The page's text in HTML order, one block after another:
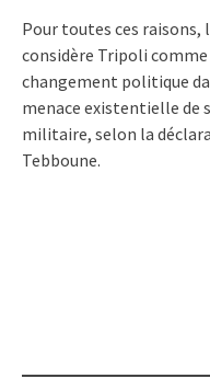
Pour toutes ces
considère Tripoli
changement politique
menace existentielle de
militaire, selon la
Tebboune.